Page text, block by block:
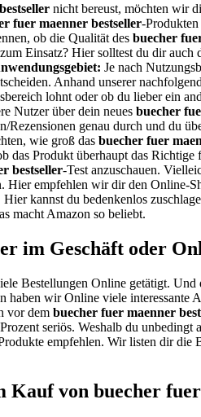
nicht bereust, möchten wir
fuer maenner bestseller-Produkten
ob die Qualität des buecher
Einsatz? Hier solltest du dir
Je nach
Anhand unserer
lohnt oder ob du lieber ein
Nutzer über dein neues buecher
genau durch und du
wie groß das buecher fuer
das Produkt überhaupt das
bestseller-Test anzuschauen.
Hier empfehlen wir dir den Online-
kannst du bedenkenlos
macht Amazon so beliebt.
im Geschäft oder
Bestellungen Online getätigt.
haben wir Online viele interessante
vor dem buecher fuer maenner
seriös. Weshalb du
empfehlen. Wir listen dir
Kauf von buecher